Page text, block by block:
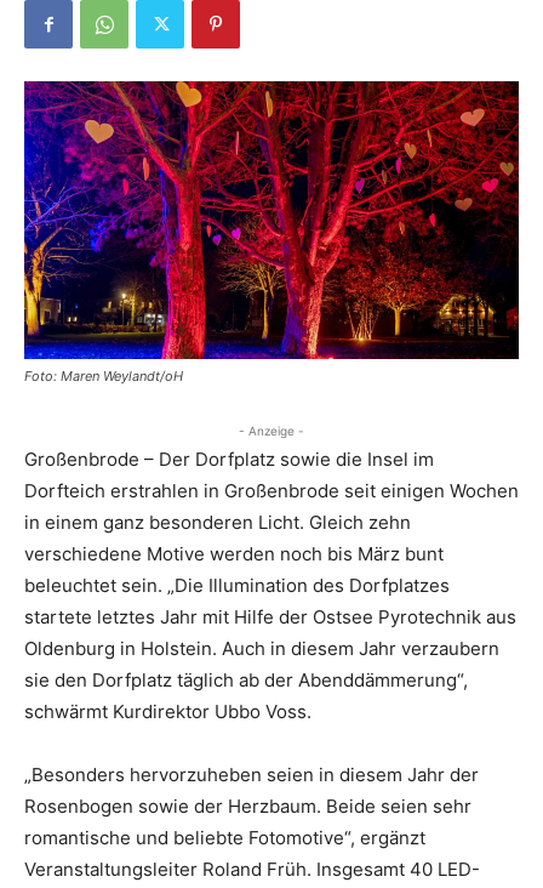
Foto: Maren Weylandt/oH
- Anzeige -
Großenbrode – Der Dorfplatz sowie die Insel im
Dorfteich erstrahlen in Großenbrode seit einigen Wochen
in einem ganz besonderen Licht. Gleich zehn
verschiedene Motive werden noch bis März bunt
beleuchtet sein. „Die Illumination des Dorfplatzes
startete letztes Jahr mit Hilfe der Ostsee Pyrotechnik aus
Oldenburg in Holstein. Auch in diesem Jahr verzaubern
sie den Dorfplatz täglich ab der Abenddämmerung“,
schwärmt Kurdirektor Ubbo Voss.
„Besonders hervorzuheben seien in diesem Jahr der
Rosenbogen sowie der Herzbaum. Beide seien sehr
romantische und beliebte Fotomotive“, ergänzt
Veranstaltungsleiter Roland Früh. Insgesamt 40 LED-